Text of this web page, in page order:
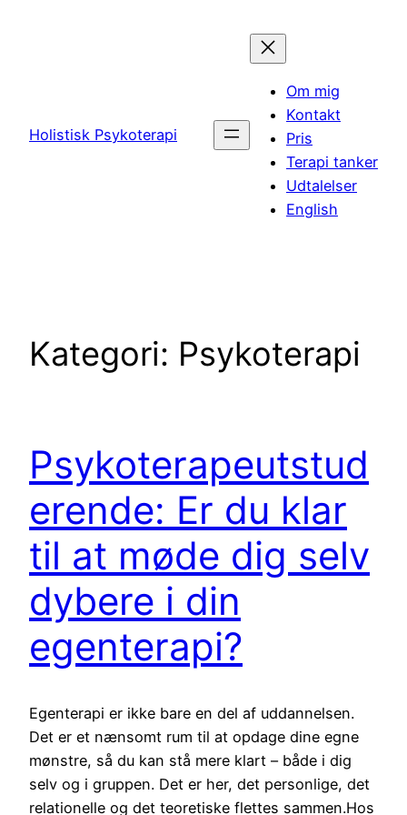
Holistisk Psykoterapi
Om mig
Kontakt
Pris
Terapi tanker
Udtalelser
English
Kategori: Psykoterapi
Psykoterapeutstud
erende: Er du klar
til at møde dig selv
dybere i din
egenterapi?
Egenterapi er ikke bare en del af uddannelsen.
Det er et nænsomt rum til at opdage dine egne
mønstre, så du kan stå mere klart – både i dig
selv og i gruppen. Det er her, det personlige, det
relationelle og det teoretiske flettes sammen.Hos